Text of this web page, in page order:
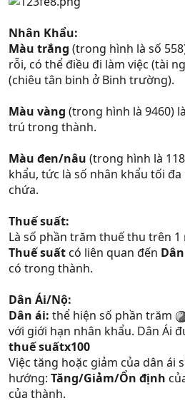
Nhân Khẩu:
Màu trắng (trong hình là số
rỗi, có thể điều đi làm việc (tài
(chiêu tân binh ở Binh trường).
Màu vàng (trong hình là 9460)
trú trong thành.
Màu đen/nâu (trong hình là
khẩu, tức là số nhân khẩu tối
chứa.
Thuế suất:
Là số phần trăm thuế thu trên
Thuế suấtcó liên quan đến
có trong thành.
Dân Ái/Nộ:
Dân ái: thể hiện số phần trăm
với giới hạn nhân khẩu. Dân Ái
thuế suấtx100
Việc tăng hoặc giảm của dân ái
hướng: Tăng/Giảm/Ổn định
của thành.